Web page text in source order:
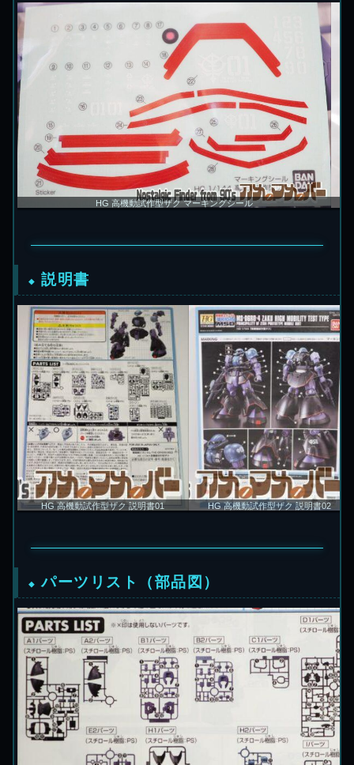
HG 高機動試作型ザク マーキングシール
説明書
HG 高機動試作型ザク 説明書01 HG 高機動試作型ザク 説明書02
パーツリスト（部品図）